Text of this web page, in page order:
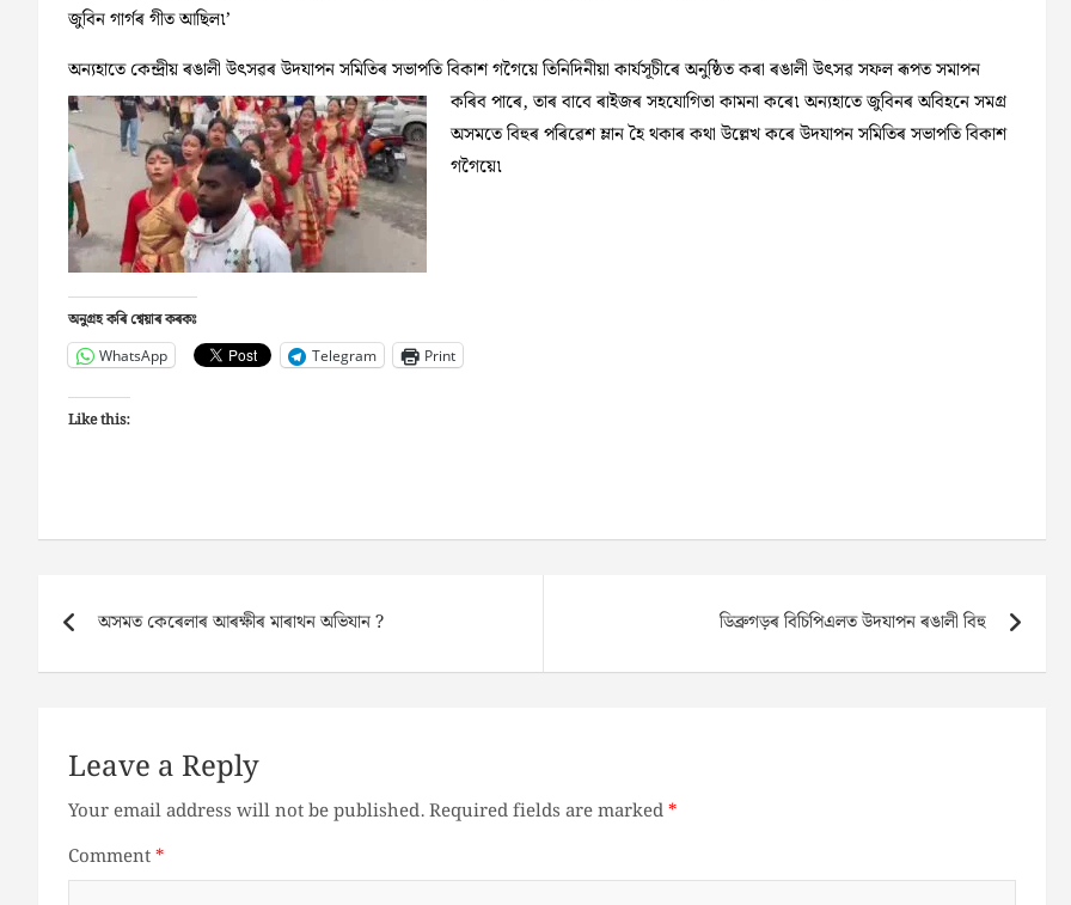
জুবিন গাৰ্গৰ গীত আছিল৷’
অন্যহাতে কেন্দ্ৰীয় ৰঙালী উৎসৱৰ উদযাপন সমিতিৰ সভাপতি বিকাশ গগৈয়ে তিনিদিনীয়া কাৰ্যসূচীৰে অনুষ্ঠিত কৰা ৰঙালী উৎসৱসফল ৰূপত সমাপন
কৰিব পাৰে, তাৰ বাবে ৰাইজৰ সহযোগিতা কামনা কৰে৷ অন্যহাতে জুবিনৰ অবিহনে সমগ্ৰ
অসমতে বিহুৰ পৰিৱেশ ম্লান হৈ থকাৰ কথা উল্লেখ কৰে উদযাপন সমিতিৰ সভাপতি বিকাশ
গগৈয়ে৷
অনুগ্ৰহ কৰি শ্বেয়াৰ কৰকঃ
WhatsApp Telegram Print
Like this:
Post
navigation
অসমত কেৰেলাৰ আৰক্ষীৰ মাৰাথন অভিযান ? ডিব্ৰুগড়ৰ বিচিপিএলত উদযাপন ৰঙালী বিহু
Leave a Reply
Your email address will not be published.Required fields are marked*
Comment*